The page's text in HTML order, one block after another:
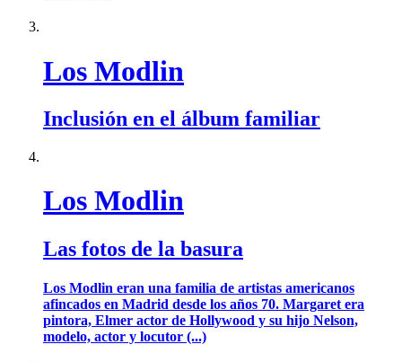
Los Modlin
Inclusión en el álbum familiar
Los Modlin
Las fotos de la basura
Los Modlin eran una familia de artistas americanos
afincados en Madrid desde los años 70. Margaret era
pintora, Elmer actor de Hollywood y su hijo Nelson,
modelo, actor y locutor (...)